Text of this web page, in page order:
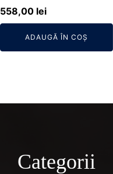
558,00 lei
ADAUGĂ ÎN COȘ
Categorii